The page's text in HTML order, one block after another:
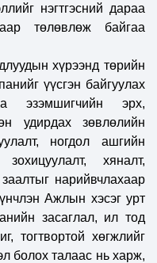
нэгтгэсний дараа
төлөвлөж байгаа
ын хүрээнд төрийн
үүсгэн байгуулах
эзэмшигчийн эрх,
удирдах зөвлөлийн
ногдол ашгийн
хяналт,
нарийвчлахаар
Ажлын хэсэг урт
засаглал, ил тод
тогтвортой хөгжлийг
болох талаас нь харж,